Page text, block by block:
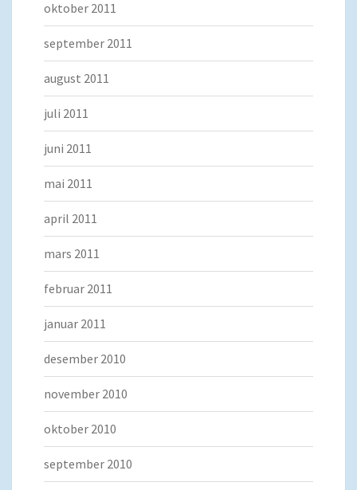
oktober 2011
september 2011
august 2011
juli 2011
juni 2011
mai 2011
april 2011
mars 2011
februar 2011
januar 2011
desember 2010
november 2010
oktober 2010
september 2010